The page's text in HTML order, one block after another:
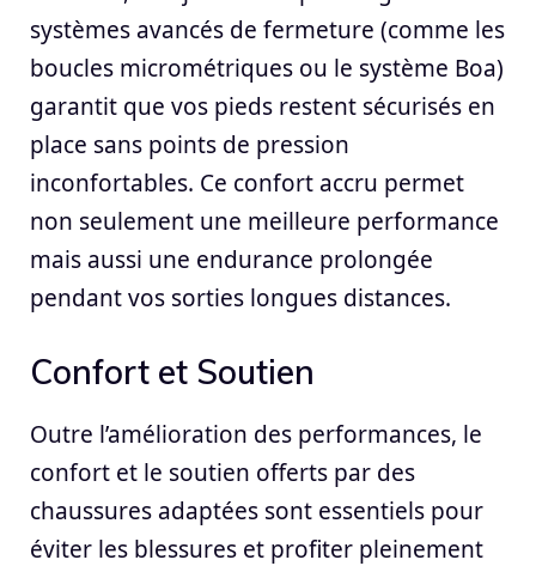
systèmes avancés de fermeture (comme les
boucles micrométriques ou le système Boa)
garantit que vos pieds restent sécurisés en
place sans points de pression
inconfortables. Ce confort accru permet
non seulement une meilleure performance
mais aussi une endurance prolongée
pendant vos sorties longues distances.
Confort et Soutien
Outre l’amélioration des performances, le
confort et le soutien offerts par des
chaussures adaptées sont essentiels pour
éviter les blessures et profiter pleinement